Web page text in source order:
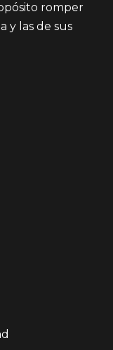
romper
y las de sus